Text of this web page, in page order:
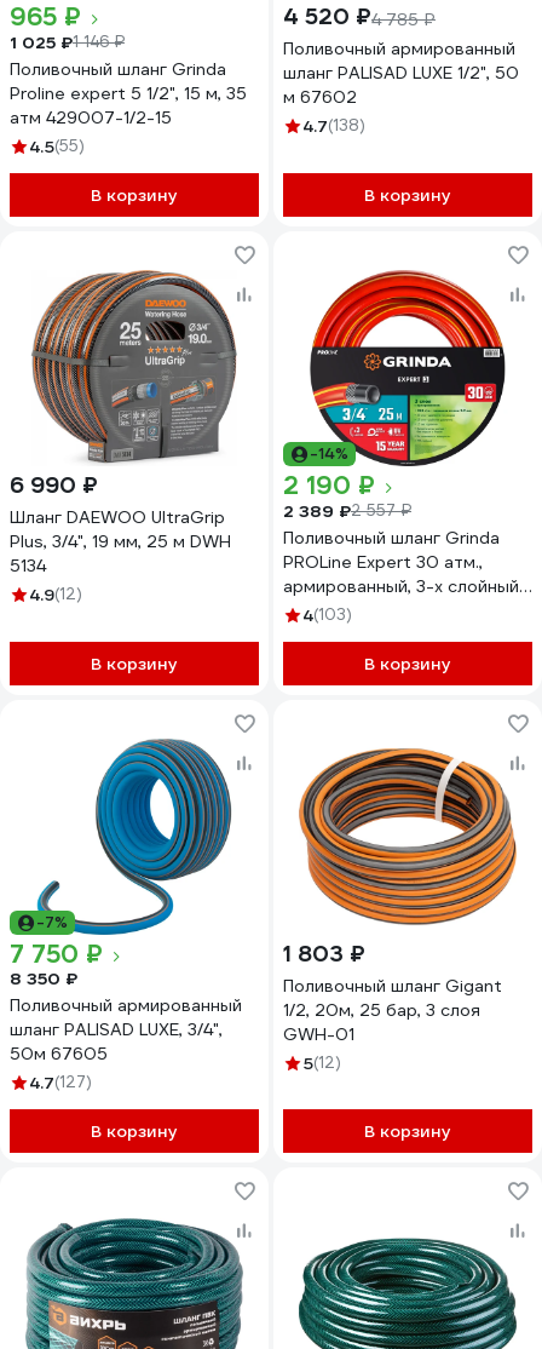
965 ₽
1 025 ₽1 146 ₽
Поливочный шланг Grinda
Proline expert 5 1/2", 15 м, 35
атм 429007-1/2-15
4.5(55)
В корзину
4 520 ₽4 785 ₽
Поливочный армированный
шланг PALISAD LUXE 1/2", 50
м 67602
4.7(138)
В корзину
6 990 ₽
Шланг DAEWOO UltraGrip
Plus, 3/4", 19 мм, 25 м DWH
5134
4.9(12)
В корзину
-14%
2 190 ₽
2 389 ₽2 557 ₽
Поливочный шланг Grinda
PROLine Expert 30 атм.,
армированный, 3-х слойный,
3/4х25м 8-429005-3/4-
4(103)
В корзину
-7%
7 750 ₽
8 350 ₽
Поливочный армированный
шланг PALISAD LUXE, 3/4",
50м 67605
4.7(127)
В корзину
1 803 ₽
Поливочный шланг Gigant
1/2, 20м, 25 бар, 3 слоя
GWH-01
5(12)
В корзину